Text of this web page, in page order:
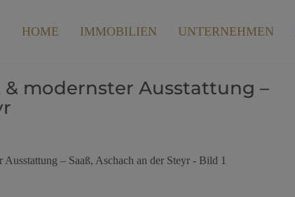
HOME IMMOBILIEN UNTERNEHMEN
modernster Ausstattung –